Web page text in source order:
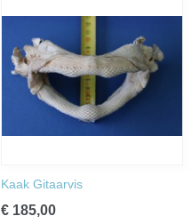
Kaak Gitaarvis
€ 185,00